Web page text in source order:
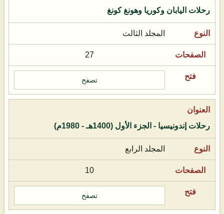
رحلات اليابان وكوريا وهونغ كونغ
المجلد الثالث
27
تصفح
رحلات إندونيسيا - الجزء الأول (1400هـ - 1980م)
المجلد الرابع
10
تصفح